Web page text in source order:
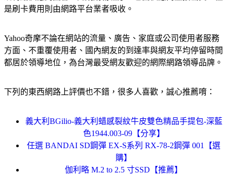
是刷卡費用則由網路平台業者吸收。
Yahoo奇摩不論在網站的流量、廣告、家庭或公司使用者服務
方面、不重覆使用者、國內網友的到達率與網友平均停留時間
都居於領導地位，為台灣最受網友歡迎的網際網路領導品牌。
下列的東西網路上評價也不錯，很多人喜歡，誠心推薦唷：
義大利BGilio-義大利蜡感裂紋牛皮雙色精品手提包-深藍
色1944.003-09【分享】
任選 BANDAI SD鋼彈 EX-S系列 RX-78-2鋼彈 001【選
購】
伽利略 M.2 to 2.5 寸SSD【推薦】